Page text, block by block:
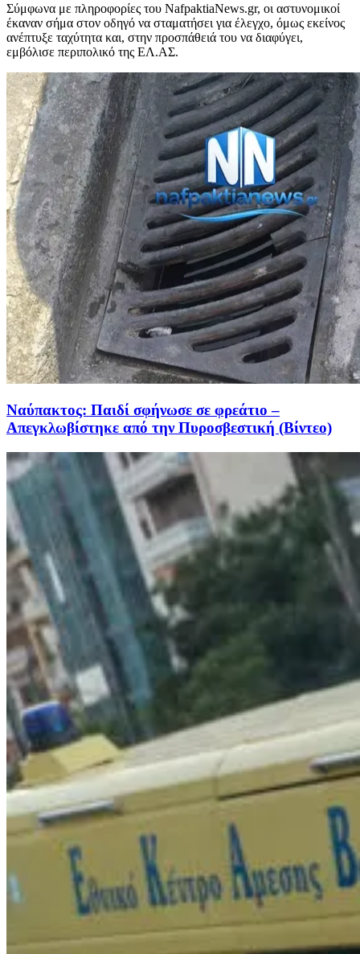
Σύμφωνα με πληροφορίες του NafpaktiaNews.gr, οι αστυνομικοί
έκαναν σήμα στον οδηγό να σταματήσει για έλεγχο, όμως εκείνος
ανέπτυξε ταχύτητα και, στην προσπάθειά του να διαφύγει,
εμβόλισε περιπολικό της ΕΛ.ΑΣ.
Ναύπακτος: Παιδί σφήνωσε σε φρεάτιο –
Απεγκλωβίστηκε από την Πυροσβεστική (Βίντεο)